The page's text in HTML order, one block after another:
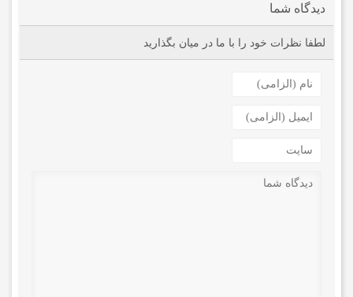
دیدگاه شما
لطفا نظرات خود را با ما در میان بگذارید